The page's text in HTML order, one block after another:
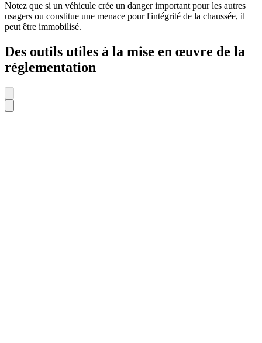
Notez que si un véhicule crée un danger important pour les autres
usagers ou constitue une menace pour l'intégrité de la chaussée, il
peut être immobilisé.
Des outils utiles à la mise en œuvre de la
réglementation